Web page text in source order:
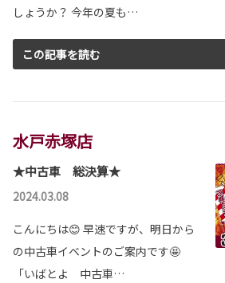
新型ランドクルーザー”FJ” 発表
冒険の数だけ、自分仕様に育っていく。
2026-05-12
カローラ 一部改良
カローラは茨城トヨタから。
しょうか？ 今年の夏も…
この記事を読む
水戸赤塚店
★中古車 総決算★
2024.03.08
こんにちは😊 早速ですが、明日から
の中古車イベントのご案内です🤩
「いばとよ 中古車…